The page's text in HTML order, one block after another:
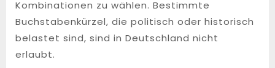
Kombinationen zu wählen. Bestimmte
Buchstabenkürzel, die politisch oder historisch
belastet sind, sind in Deutschland nicht
erlaubt.